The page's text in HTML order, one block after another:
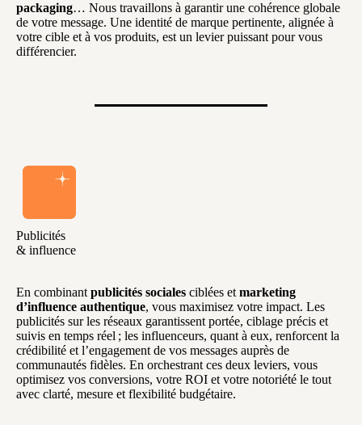
packaging… Nous travaillons à garantir une cohérence globale
de votre message. Une identité de marque pertinente, alignée à
votre cible et à vos produits, est un levier puissant pour vous
différencier.
Publicités
& influence
En combinantpublicités sociales ciblées etmarketing
d’influence authentique, vous maximisez votre impact. Les
publicités sur les réseaux garantissent portée, ciblage précis et
suivis en temps réel ; les influenceurs, quant à eux, renforcent la
crédibilité et l’engagement de vos messages auprès de
communautés fidèles. En orchestrant ces deux leviers, vous
optimisez vos conversions, votre ROI et votre notoriété le tout
avec clarté, mesure et flexibilité budgétaire.